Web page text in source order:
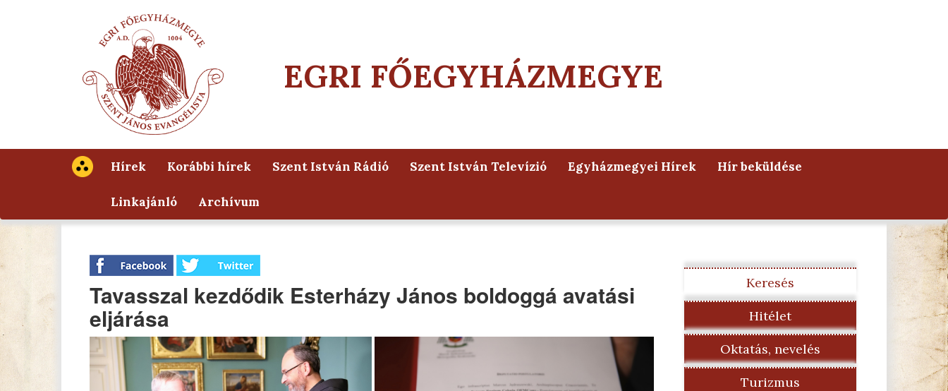
EGRI FŐEGYHÁZMEGYE
Hírek Korábbi hírek Szent István Rádió Szent István Televízió Egyházmegyei Hírek Hír beküldése
Linkajánló Archívum
Tavasszal kezdődik Esterházy János boldoggá avatási
eljárása
Keresés
Hitélet
Oktatás, nevelés
Turizmus